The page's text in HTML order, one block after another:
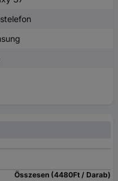
Összesen (4480Ft / Darab)